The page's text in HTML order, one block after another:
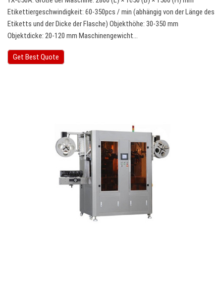
Etikettiergeschwindigkeit: 60-350pcs / min (abhängig von der Länge des
Etiketts und der Dicke der Flasche) Objekthöhe: 30-350 mm
Objektdicke: 20-120 mm Maschinengewicht…
Get Best Quote